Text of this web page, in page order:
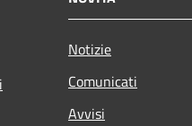
Notizie
Comunicati
Avvisi